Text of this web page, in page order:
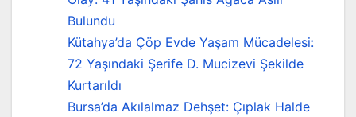
Bulundu
Kütahya’da Çöp Evde Yaşam Mücadelesi:
72 Yaşındaki Şerife D. Mucizevi Şekilde
Kurtarıldı
Bursa’da Akılalmaz Dehşet: Çıplak Halde